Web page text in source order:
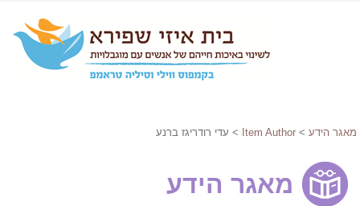
מאגר הידע >
Item Author > עדי רודריגז ברנע
מאגר הידע